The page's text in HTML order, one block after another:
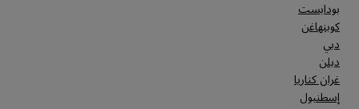
بودابست
كوبنهاغن
دبي
دبلن
غران كناريا
إسطنبول